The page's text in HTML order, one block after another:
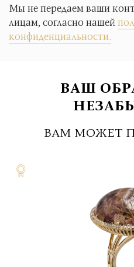
Мы не передаем ваши
лицам, согласно нашей
конфиденциальности.
ВАШ
ВАМ МОЖЕТ